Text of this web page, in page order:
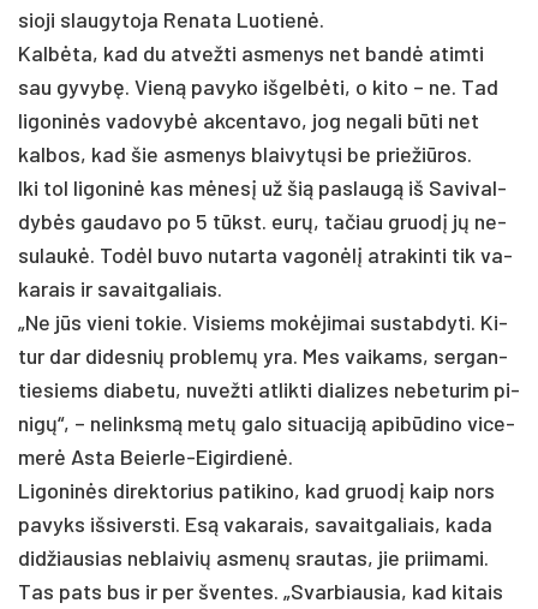
sio­ji slau­gy­to­ja Re­na­ta Luo­tie­nė.
Kal­bė­ta, kad du at­vež­ti as­me­nys net ban­dė atim­ti
sau gy­vy­bę. Vie­ną pa­vy­ko iš­gel­bė­ti, o ki­to – ne. Tad
li­go­ni­nės va­do­vy­bė ak­cen­ta­vo, jog ne­ga­li bū­ti net
kal­bos, kad šie as­me­nys blai­vy­tų­si be prie­žiū­ros.
Iki tol li­go­ni­nė kas mė­ne­sį už šią pa­slau­gą iš Sa­vi­val­
dy­bės gau­da­vo po 5 tūkst. eu­rų, ta­čiau gruo­dį jų ne­
su­lau­kė. To­dėl bu­vo nu­tar­ta va­go­nė­lį at­ra­kin­ti tik va­
ka­rais ir sa­vait­ga­liais.
„Ne jūs vie­ni to­kie. Vi­siems mo­kė­ji­mai su­stab­dy­ti. Ki­
tur dar di­des­nių pro­ble­mų yra. Mes vai­kams, ser­gan­
tie­siems dia­be­tu, nu­vež­ti at­lik­ti dia­li­zes ne­be­tu­rim pi­
ni­gų“, – ne­links­mą me­tų ga­lo si­tua­ci­ją api­bū­di­no vi­ce­
me­rė As­ta Beier­le-Ei­gir­die­nė.
Li­go­ni­nės di­rek­to­rius pa­ti­ki­no, kad gruo­dį kaip nors
pa­vyks iš­si­vers­ti. Esą va­ka­rais, sa­vait­ga­liais, ka­da
di­džiau­sias ne­blai­vių as­me­nų srau­tas, jie prii­ma­mi.
Tas pa­ts bus ir per šven­tes. „Svar­biau­sia, kad ki­tais